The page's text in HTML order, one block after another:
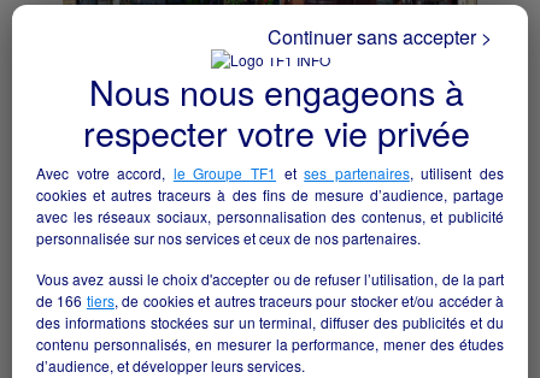
Brie-Comte-Robert - 77170
Commerce de détail non alimentaire particulier
Voir toutes les annonces "Commerce
de détail non alimentaire" de la
région
Nous nous engageons à
respecter votre vie privée
Avec votre accord, le Groupe TF1 etses partenaires, utilisent des
cookies et autres traceurs à des fins de mesure d’audience, partage
avec les réseaux sociaux, personnalisation des contenus, et publicité
personnalisée sur nos services et ceux de nos partenaires.
Vous avez aussi le choix d'accepter ou de refuser l’utilisation, de la part
de 166 tiers, de cookies et autres traceurs pour stocker et/ou accéder à
des informations stockées sur un terminal, diffuser des publicités et du
contenu personnalisés, en mesurer la performance, mener des études
d’audience, et développer leurs services.
Continuer sans accepter >